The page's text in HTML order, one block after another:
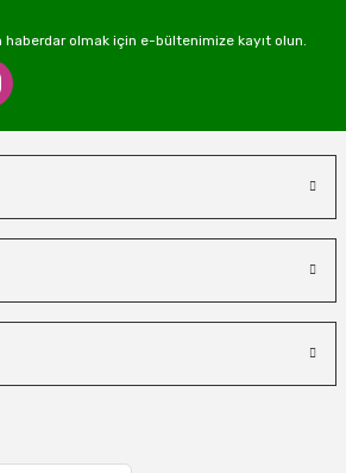
olmak için e-bültenimize kayıt olun.